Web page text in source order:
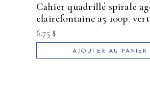
cahier quadrillé spirale age-bag
clairefontaine a5 100p. vert
6.75 $
AJOUTER AU PANIER